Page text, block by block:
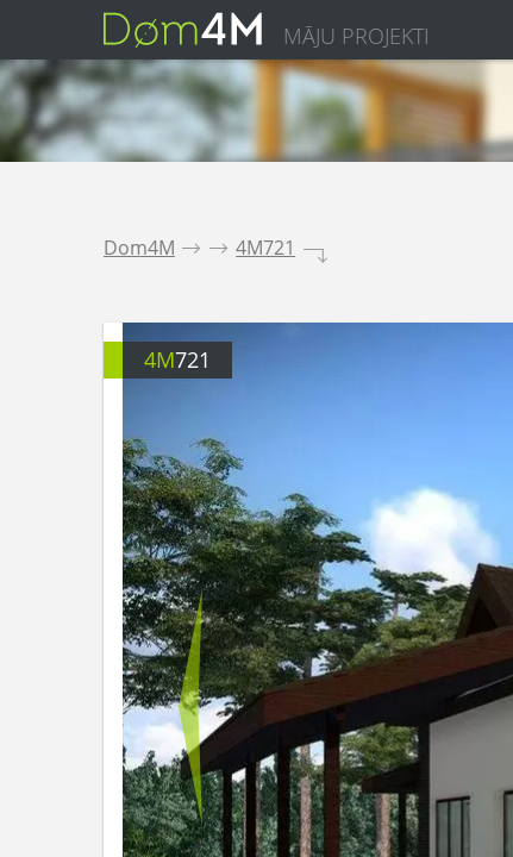
MĀJU PROJEKTI
Dom4M . . 4M721 .
4M721